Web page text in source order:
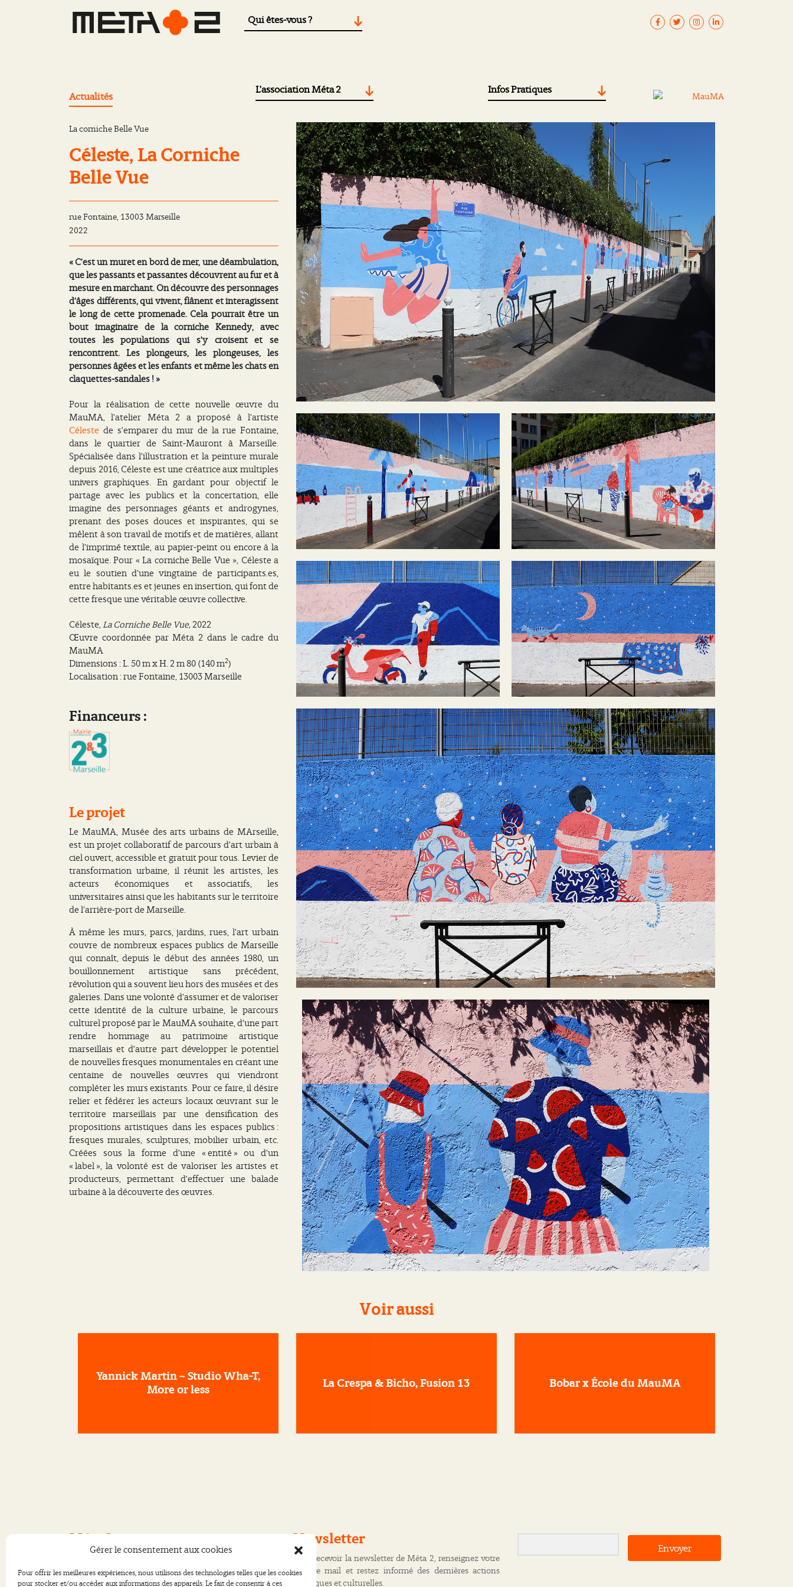
Gérer le consentement aux cookies
Pour offrir les meilleures expériences, nous utilisons des technologies telles que les cookies
pour stocker et/ou accéder aux informations des appareils. Le fait de consentir à ces
Qui êtes-vous ?
Actualités
L’association Méta 2 Infos Pratiques
La corniche Belle Vue
Céleste, La Corniche
Belle Vue
rue Fontaine, 13003 Marseille
2022
« C’est un muret en bord de mer, une déambulation,
que les passants et passantes découvrent au fur et à
mesure en marchant.On découvre des personnages
d’âges différents, qui vivent, flânent et interagissent
le long de cette promenade.Cela pourrait être un
bout imaginaire de la corniche Kennedy, avec
toutes les populations qui s’y croisent et se
rencontrent. Les plongeurs, les plongeuses, les
personnes âgées et les enfants et même les chats en
claquettes-sandales ! »
Pour la réalisation de cette nouvelle œuvre du
MauMA, l’atelier Méta 2 a proposé à l’artiste
Céleste de s’emparer du mur de la rue Fontaine,
dans le quartier de Saint-Mauront à Marseille.
Spécialisée dans l’illustration et la peinture murale
depuis 2016, Céleste est une créatrice aux multiples
univers graphiques. En gardant pour objectif le
partage avec les publics et la concertation, elle
imagine des personnages géants et androgynes,
prenant des poses douces et inspirantes, qui se
mêlent à son travail de motifs et de matières, allant
de l’imprimé textile, au papier-peint ou encore à la
mosaïque. Pour « La corniche Belle Vue », Céleste a
eu le soutien d’une vingtaine de participants.es,
entre habitants.es et jeunes en insertion, qui font de
cette fresque une véritable œuvre collective.
Céleste, La Corniche Belle Vue, 2022
Œuvre coordonnée par Méta 2 dans le cadre du
MauMA
Dimensions : L. 50 m x H. 2 m 80 (140 m2)
Localisation : rue Fontaine, 13003 Marseille
Financeurs :
Le projet
Le MauMA, Musée des arts urbains de MArseille,
est un projet collaboratif de parcours d’art urbain à
ciel ouvert, accessible et gratuit pour tous. Levier de
transformation urbaine, il réunit les artistes, les
acteurs économiques et associatifs, les
universitaires ainsi que les habitants sur le territoire
de l’arrière-port de Marseille.
À même les murs, parcs, jardins, rues, l’art urbain
couvre de nombreux espaces publics de Marseille
qui connaît, depuis le début des années 1980, un
bouillonnement artistique sans précédent,
révolution qui a souvent lieu hors des musées et des
galeries. Dans une volonté d’assumer et de valoriser
cette identité de la culture urbaine, le parcours
culturel proposé par le MauMA souhaite, d’une part
rendre hommage au patrimoine artistique
marseillais et d’autre part développer le potentiel
de nouvelles fresques monumentales en créant une
centaine de nouvelles œuvres qui viendront
compléter les murs existants. Pour ce faire, il désire
relier et fédérer les acteurs locaux œuvrant sur le
territoire marseillais par une densification des
propositions artistiques dans les espaces publics :
fresques murales, sculptures, mobilier urbain, etc.
Créées sous la forme d’une « entité » ou d’un
« label », la volonté est de valoriser les artistes et
producteurs, permettant d’effectuer une balade
urbaine à la découverte des œuvres.
Voir aussi
Yannick Martin – Studio Wha-T,
More or less
La Crespa & Bicho, Fusion 13 Bobar x École du MauMA
Méta 2
13003 Marseille
Newsletter
Pour recevoir la newsletter de Méta 2, renseignez votre
adresse mail et restez informé des dernières actions
artistiques et culturelles.
Envoyer